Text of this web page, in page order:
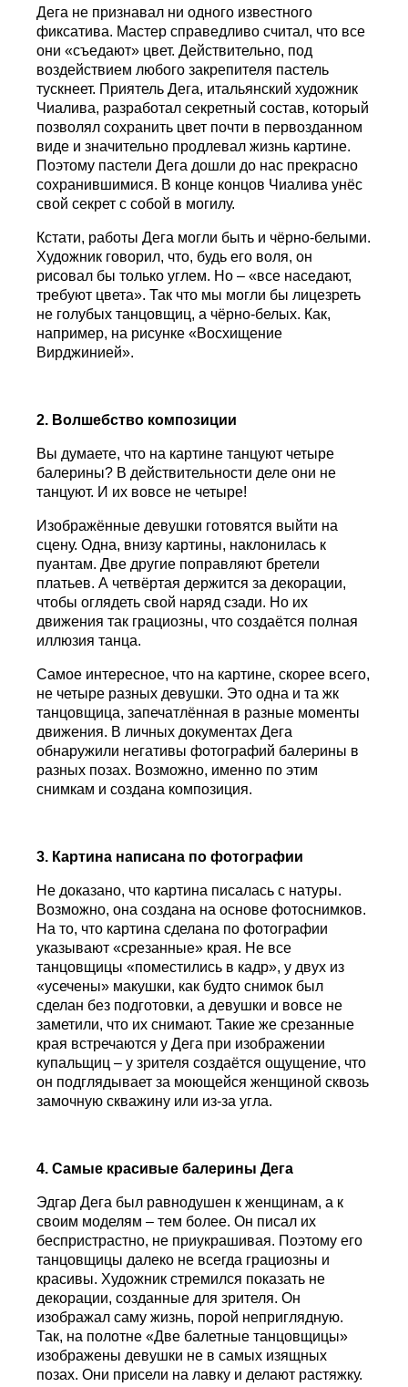
Дега не признавал ни одного известного
фиксатива. Мастер справедливо считал, что все
они «съедают» цвет. Действительно, под
воздействием любого закрепителя пастель
тускнеет. Приятель Дега, итальянский художник
Чиалива, разработал секретный состав, который
позволял сохранить цвет почти в первозданном
виде и значительно продлевал жизнь картине.
Поэтому пастели Дега дошли до нас прекрасно
сохранившимися. В конце концов Чиалива унёс
свой секрет с собой в могилу.
Кстати, работы Дега могли быть и чёрно-белыми.
Художник говорил, что, будь его воля, он
рисовал бы только углем. Но – «все наседают,
требуют цвета». Так что мы могли бы лицезреть
не голубых танцовщиц, а чёрно-белых. Как,
например, на рисунке «Восхищение
Вирджинией».
2. Волшебство композиции
Вы думаете, что на картине танцуют четыре
балерины? В действительности деле они не
танцуют. И их вовсе не четыре!
Изображённые девушки готовятся выйти на
сцену. Одна, внизу картины, наклонилась к
пуантам. Две другие поправляют бретели
платьев. А четвёртая держится за декорации,
чтобы оглядеть свой наряд сзади. Но их
движения так грациозны, что создаётся полная
иллюзия танца.
Самое интересное, что на картине, скорее всего,
не четыре разных девушки. Это одна и та жк
танцовщица, запечатлённая в разные моменты
движения. В личных документах Дега
обнаружили негативы фотографий балерины в
разных позах. Возможно, именно по этим
снимкам и создана композиция.
3. Картина написана по фотографии
Не доказано, что картина писалась с натуры.
Возможно, она создана на основе фотоснимков.
На то, что картина сделана по фотографии
указывают «срезанные» края. Не все
танцовщицы «поместились в кадр», у двух из
«усечены» макушки, как будто снимок был
сделан без подготовки, а девушки и вовсе не
заметили, что их снимают. Такие же срезанные
края встречаются у Дега при изображении
купальщиц – у зрителя создаётся ощущение, что
он подглядывает за моющейся женщиной сквозь
замочную скважину или из-за угла.
4. Самые красивые балерины Дега
Эдгар Дега был равнодушен к женщинам, а к
своим моделям – тем более. Он писал их
беспристрастно, не приукрашивая. Поэтому его
танцовщицы далеко не всегда грациозны и
красивы. Художник стремился показать не
декорации, созданные для зрителя. Он
изображал саму жизнь, порой неприглядную.
Так, на полотне «Две балетные танцовщицы»
изображены девушки не в самых изящных
позах. Они присели на лавку и делают растяжку.